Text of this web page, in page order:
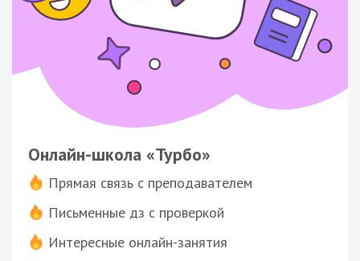
Онлайн-школа «Турбо»
Прямая связь с преподавателем
Письменные дз с проверкой
Интересные онлайн-занятия